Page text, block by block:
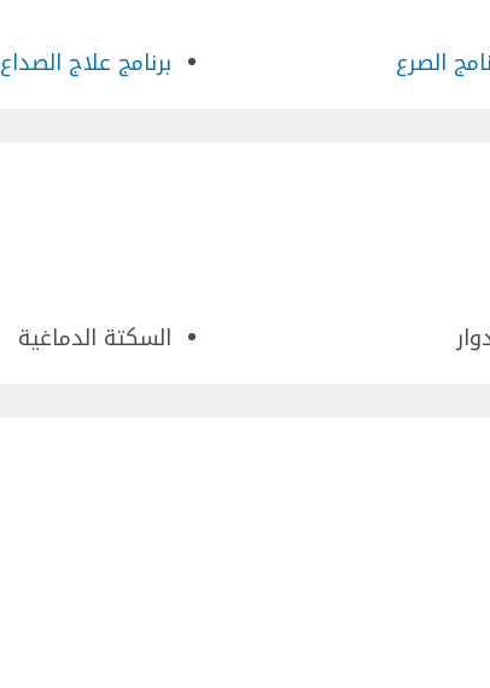
الصرع
برنامج علاج الصداع
السكتة الدماغية